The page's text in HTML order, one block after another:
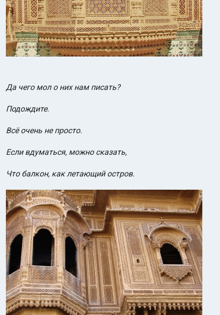
Да чего мол о них нам писать?
Подождите.
Всё очень не просто.
Если вдуматься, можно сказать,
Что балкон, как летающий остров.